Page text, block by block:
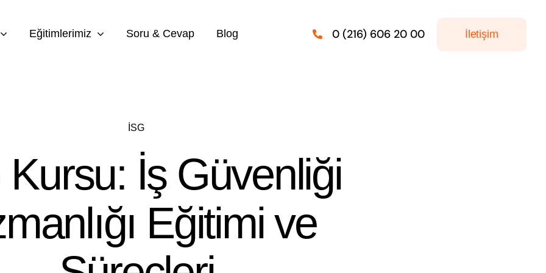
Eğitimlerimiz Soru & Cevap Blog 0 (216) 606 20 00 İletişim
İSG
Kursu: İş Güvenliği
Eğitimi ve